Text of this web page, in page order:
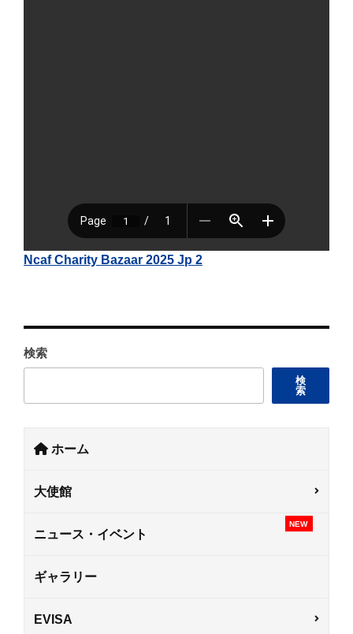
検索
検
索
ホーム
大使館
NEW
ニュース・イベント
ギャラリー
EVISA
Ncaf Charity Bazaar 2025 Jp 2